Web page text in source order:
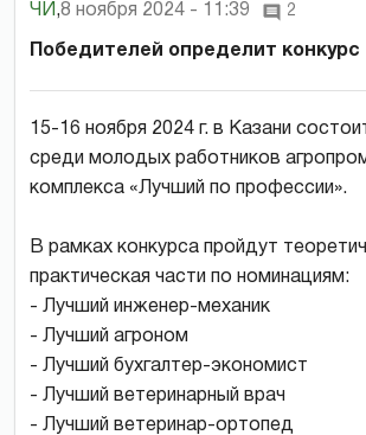
ЧИ ,8 ноября 2024 - 11:39 2
Победителей определит конкурс
15-16 ноября 2024 г. в Казани
среди молодых работников
комплекса «Лучший по профессии».
В рамках конкурса пройдут
практическая части по номинациям:
- Лучший инженер-механик
- Лучший агроном
- Лучший бухгалтер-экономист
- Лучший ветеринарный врач
- Лучший ветеринар-ортопед